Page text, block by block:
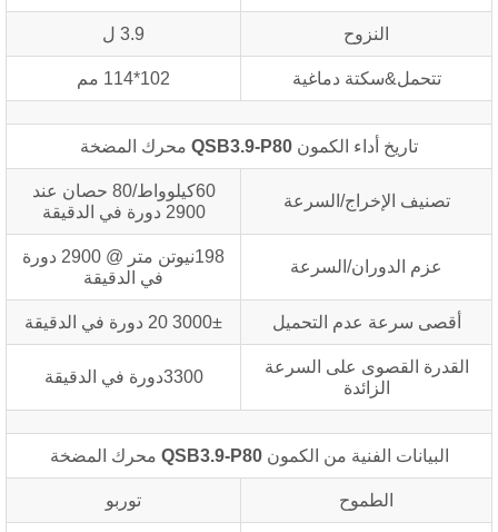
النزوح 3.9 ل
تتحمل&سكتة دماغية 102*114 مم
تاريخ أداء الكمونQSB3.9-P80 محرك المضخة
تصنيف الإخراج/السرعة
60كيلوواط/80 حصان عند
2900 دورة في الدقيقة
عزم الدوران/السرعة
198نيوتن متر @ 2900 دورة
في الدقيقة
أقصى سرعة عدم التحميل 3000± 20 دورة في الدقيقة
القدرة القصوى على السرعة
الزائدة
3300دورة في الدقيقة
البيانات الفنية من الكمونQSB3.9-P80 محرك المضخة
الطموح توربو